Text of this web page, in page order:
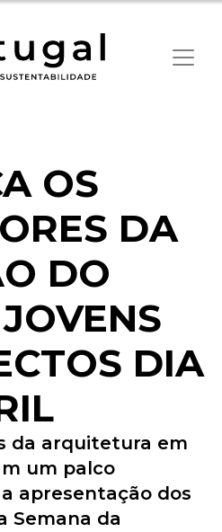
OS
DA
DO
DIA
da arquitetura em
um palco
apresentação dos
Semana da